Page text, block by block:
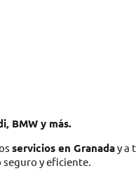
BMW y más.
servicios en Granaday a
y eficiente.